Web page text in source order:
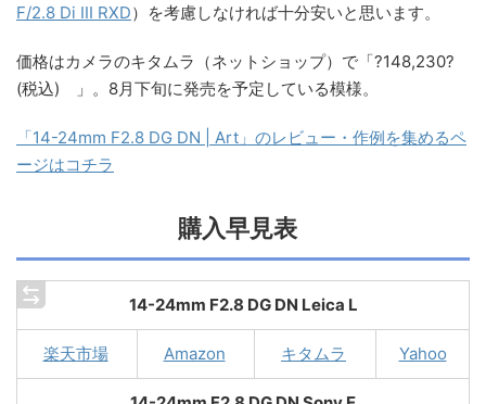
して、早くライカLマウント用も使ってみたいと思って
になる人はダウンロードして現像ソフトで確認してみると良
いでしょう。
中央領域はシャープであるのみならず、4200万画素のα7R III
でもモアレが発生していますね。（1枚目の作例）
24mm F2.8で大きなボケ描写の作例
してはまずまず良好な描写のように見えます。近接時の解像
性能も良さそうです。